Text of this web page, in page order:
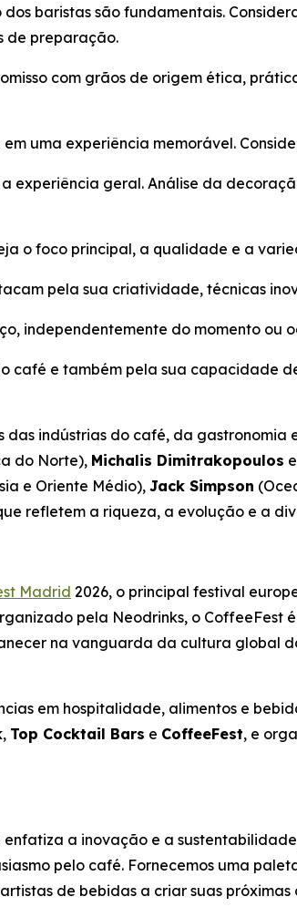
baristas são fundamentais.
de preparação.
com grãos de origem ética,
uma experiência memorável.
experiência geral. Análise da
o foco principal, a qualidade e a
pela sua criatividade, técnicas
independentemente do momento ou
café e também pela sua capacidade
indústrias do café, da
do Norte), Michalis Dimitrakopoulos e
e Oriente Médio), Jack Simpson
refletem a riqueza, a evolução e a
Madrid 2026, o principal festival
pela Neodrinks, o CoffeeFest
na vanguarda da cultura global
em hospitalidade, alimentos e
, Top Cocktail Bars e CoffeeFest, e
a inovação e a
pelo café. Fornecemos uma
de bebidas a criar suas próximas